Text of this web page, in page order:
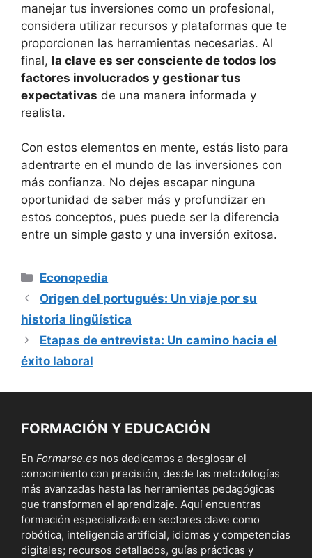
manejar​ tus inversiones⁢ como un⁢ profesional,
considera utilizar recursos y plataformas que te
⁣proporcionen ⁢las herramientas necesarias. Al
final,​ la clave es ser⁤ consciente de todos los
factores involucrados y gestionar tus​
expectativas de una manera informada y
realista.
Con estos elementos en ‌mente, estás listo para
adentrarte en el mundo de ​las inversiones con
más confianza. No dejes‌ escapar‍ ninguna
oportunidad​ de saber más y profundizar ​en ​
estos conceptos, pues puede ser​ la diferencia
entre ⁣un simple gasto y una⁣ inversión exitosa.
Categorías
Econopedia
Origen del portugués: Un viaje por su
historia lingüística
Etapas de entrevista: Un camino hacia el
éxito laboral
FORMACIÓN Y EDUCACIÓN
En Formarse.es nos dedicamos a desglosar el
conocimiento con precisión, desde las metodologías
más avanzadas hasta las herramientas pedagógicas
que transforman el aprendizaje. Aquí encuentras
formación especializada en sectores clave como
robótica, inteligencia artificial, idiomas y competencias
digitales; recursos detallados, guías prácticas y